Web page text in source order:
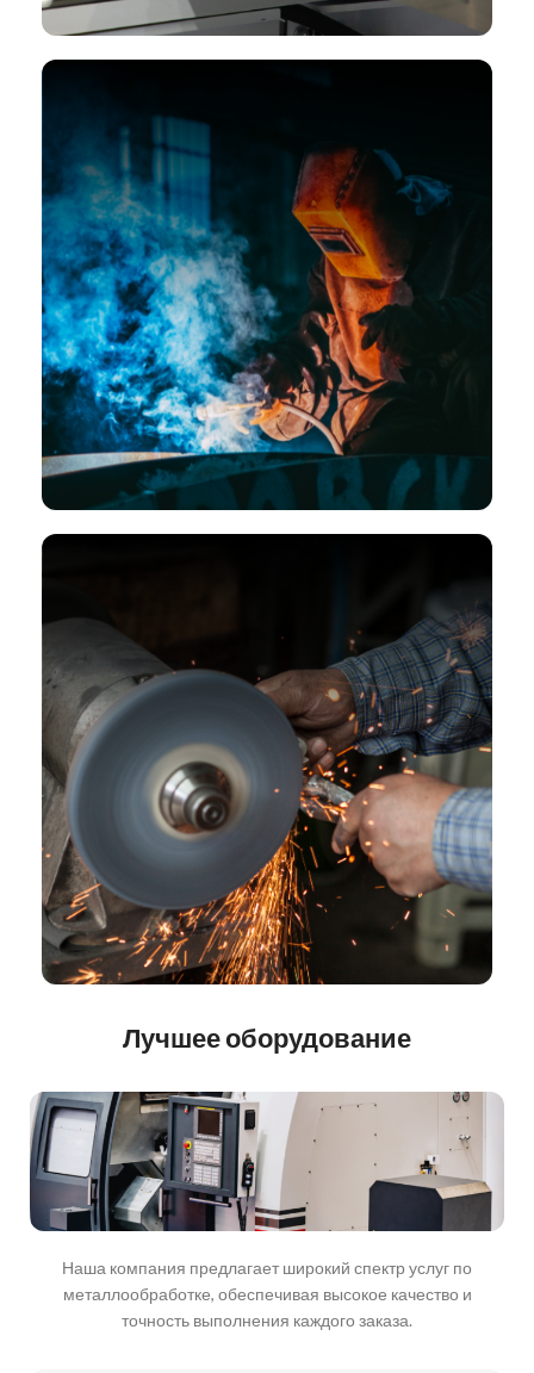
Слесарные работы
Лучшее оборудование
Наша компания предлагает широкий спектр услуг по
металлообработке, обеспечивая высокое качество и
точность выполнения каждого заказа.